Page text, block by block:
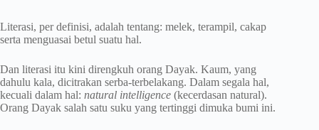
Literasi, per definisi, adalah tentang: melek, terampil, cakap
serta menguasai betul suatu hal.
Dan literasi itu kini direngkuh orang Dayak. Kaum, yang
dahulu kala, dicitrakan serba-terbelakang. Dalam segala hal,
kecuali dalam hal: natural intelligence (kecerdasan natural).
Orang Dayak salah satu suku yang tertinggi dimuka bumi ini.